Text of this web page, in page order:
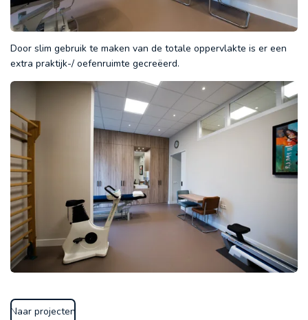
Door slim gebruik te maken van de totale oppervlakte is er een
extra praktijk-/ oefenruimte gecreëerd.
Naar projecten